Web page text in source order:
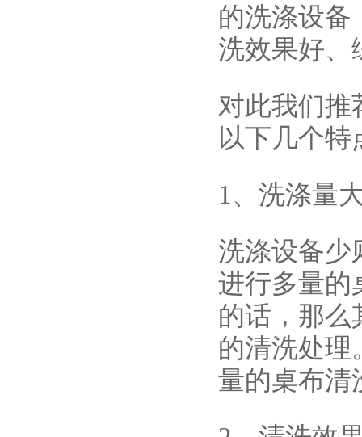
的洗涤设备
洗效果好、
对此我们推
以下几个特
1、洗涤量
洗涤设备少
进行多量的
的话，那么
的清洗处理
量的桌布清